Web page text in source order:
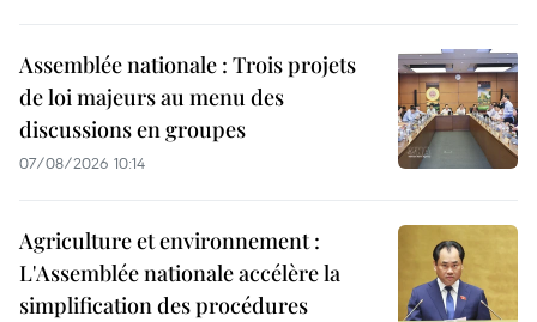
Assemblée nationale : Trois projets
de loi majeurs au menu des
discussions en groupes
07/08/2026 10:14
Agriculture et environnement :
L'Assemblée nationale accélère la
simplification des procédures